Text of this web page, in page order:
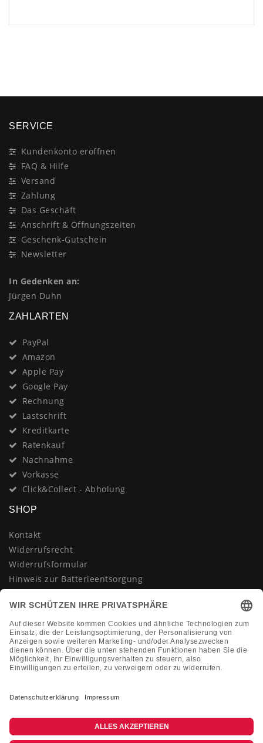
SERVICE
Kundenkonto eröffnen
FAQ & Hilfe
Versand
Zahlung
Das Geschäft
Anschrift & Öffnungszeiten
Geschenk-Gutschein
Newsletter
In Gedenken an:
Jürgen Duhn
ZAHLARTEN
PayPal
Amazon
Apple Pay
Google Pay
Rechnung
Lastschrift
Kreditkarte
Ratenkauf
Nachnahme
Vorkasse
Click&Collect - Abholung
SHOP
Kontakt
Widerrufsrecht
Widerrufsformular
Hinweis zur Batterieentsorgung
AGB
Impressum
Vertrag widerrufen
KONTAKT
Montag-Freitag 10:00-18:00 Uhr
shop@dienadel.de
Kieler Str. 18 - 41540 Dormagen